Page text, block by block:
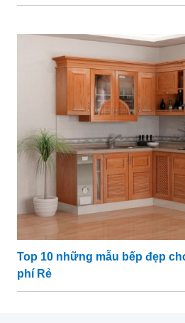
Top 10 những mẫu bếp đẹp
phí Rẻ